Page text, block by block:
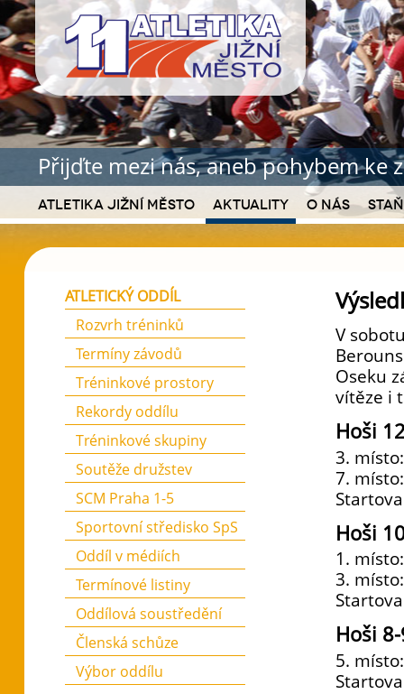
Přijďte mezi nás, aneb pohybem ke
Atletika Jižní Město Aktuality O nás
V
Oseku
vítěze i
Hoši
3.
7.
Hoši
1.
3.
Hoši
5.
ATLETICKÝ ODDÍL
Rozvrh tréninků
Termíny závodů
Tréninkové prostory
Rekordy oddílu
Tréninkové skupiny
Soutěže družstev
SCM Praha 1-5
Sportovní středisko SpS
Oddíl v médiích
Termínové listiny
Oddílová soustředění
Členská schůze
Výbor oddílu